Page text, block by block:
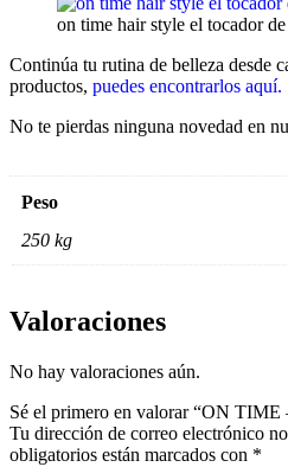
on time hair style el tocador
Continúa tu rutina de belleza desde
productos, puedes encontrarlos aquí.
No te pierdas ninguna novedad en
Peso
250 kg
Valoraciones
No hay valoraciones aún.
Sé el primero en valorar “ON
Tu dirección de correo electrónico
obligatorios están marcados con *